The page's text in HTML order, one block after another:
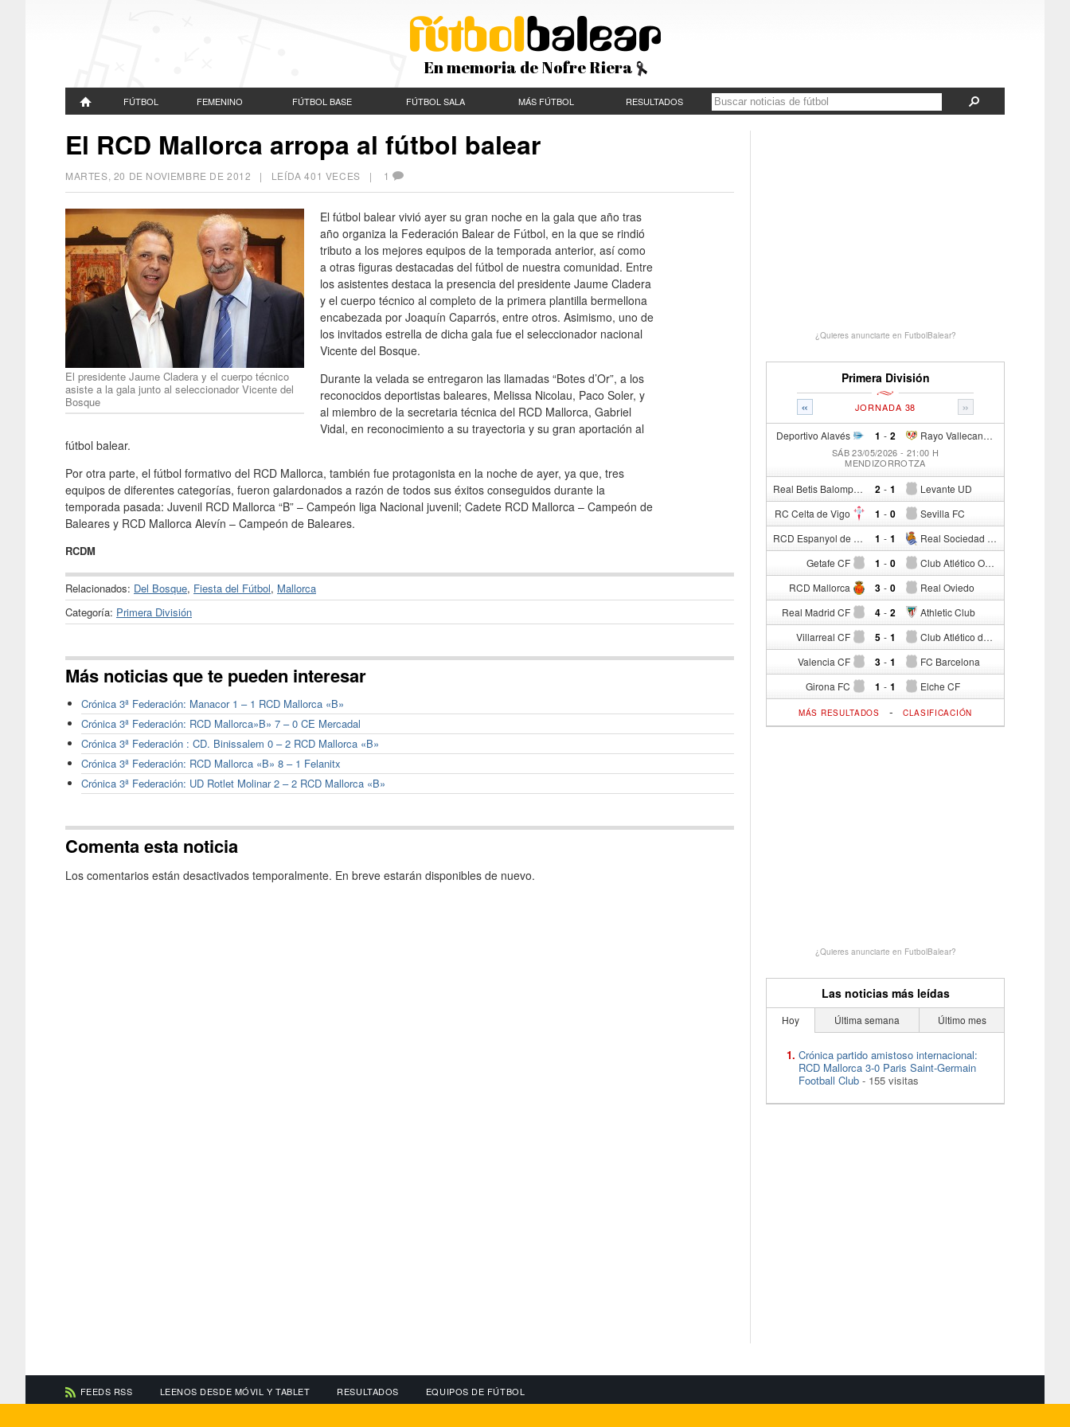
En memoria de Nofre Riera
FÚTBOL FEMENINO FÚTBOL BASE FÚTBOL SALA MÁS FÚTBOL RESULTADOS
El RCD Mallorca arropa al fútbol balear
MARTES, 20 DE NOVIEMBRE DE 2012 | LEÍDA 401 VECES | 1
El presidente Jaume Cladera y el cuerpo técnico
asiste a la gala junto al seleccionador Vicente del
Bosque
El fútbol balear vivió ayer su gran noche en la gala que año tras
año organiza la Federación Balear de Fútbol, en la que se rindió
tributo a los mejores equipos de la temporada anterior, así como
a otras figuras destacadas del fútbol de nuestra comunidad. Entre
los asistentes destaca la presencia del presidente Jaume Cladera
y el cuerpo técnico al completo de la primera plantilla bermellona
encabezada por Joaquín Caparrós, entre otros. Asimismo, uno de
los invitados estrella de dicha gala fue el seleccionador nacional
Vicente del Bosque.
Durante la velada se entregaron las llamadas “Botes d’Or”, a los
reconocidos deportistas baleares, Melissa Nicolau, Paco Soler, y
al miembro de la secretaria técnica del RCD Mallorca, Gabriel
Vidal, en reconocimiento a su trayectoria y su gran aportación al
fútbol balear.
Por otra parte, el fútbol formativo del RCD Mallorca, también fue protagonista en la noche de ayer, ya que, tres
equipos de diferentes categorías, fueron galardonados a razón de todos sus éxitos conseguidos durante la
temporada pasada: Juvenil RCD Mallorca “B” – Campeón liga Nacional juvenil; Cadete RCD Mallorca – Campeón de
Baleares y RCD Mallorca Alevín – Campeón de Baleares.
RCDM
Relacionados: Del Bosque, Fiesta del Fútbol, Mallorca
Categoría: Primera División
Más noticias que te pueden interesar
Crónica 3ª Federación: Manacor 1 – 1 RCD Mallorca «B»
Crónica 3ª Federación: RCD Mallorca»B» 7 – 0 CE Mercadal
Crónica 3ª Federación : CD. Binissalem 0 – 2 RCD Mallorca «B»
Crónica 3ª Federación: RCD Mallorca «B» 8 – 1 Felanitx
Crónica 3ª Federación: UD Rotlet Molinar 2 – 2 RCD Mallorca «B»
Comenta esta noticia
Los comentarios están desactivados temporalmente. En breve estarán disponibles de nuevo.
¿Quieres anunciarte en FutbolBalear?
Primera División
« »
JORNADA 38
Deportivo Alavés 1 - Rayo Vallecano de Madrid
2
SÁB 23/05/2026 - 21:00 H
MENDIZORROTZA
Real Betis Balompié 2 - Levante UD
1
RC Celta de Vigo 1 - Sevilla FC
0
RCD Espanyol de Barcelona 1 - Real Sociedad de Fútbol
1
Getafe CF 1 - Club Atlético Osasuna
0
RCD Mallorca 3 - Real Oviedo
0
Real Madrid CF 4 - Athletic Club
2
Villarreal CF 5 - Club Atlético de Madrid
1
Valencia CF 3 - FC Barcelona
1
Girona FC 1 - Elche CF
1
MÁS RESULTADOS - CLASIFICACIÓN
¿Quieres anunciarte en FutbolBalear?
Las noticias más leídas
Hoy Última semana Último mes
Crónica partido amistoso internacional:
RCD Mallorca 3-0 Paris Saint-Germain
Football Club - 155 visitas
FEEDS RSS LEENOS DESDE MÓVIL Y TABLET RESULTADOS EQUIPOS DE FÚTBOL